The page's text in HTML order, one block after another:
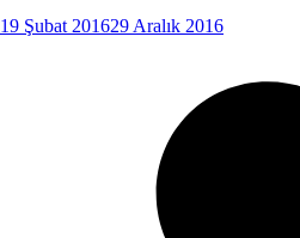
19 Şubat 201629 Aralık 2016